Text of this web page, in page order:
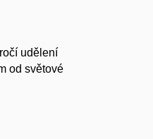
udělení
od světové